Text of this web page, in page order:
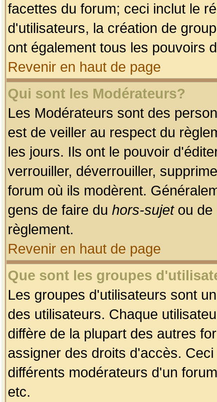
facettes du forum; ceci inclut le
d'utilisateurs, la création de
ont également tous les pouvoirs
Revenir en haut de page
Qui sont les Modérateurs?
Les Modérateurs sont des
est de veiller au respect du
les jours. Ils ont le pouvoir
verrouiller, déverrouiller,
forum où ils modèrent.
gens de faire du hors-sujetou de
règlement.
Revenir en haut de page
Que sont les groupes
Les groupes d'utilisateurs sont
des utilisateurs. Chaque
diffère de la plupart des autres
assigner des droits d'accès.
différents modérateurs d'un
etc.